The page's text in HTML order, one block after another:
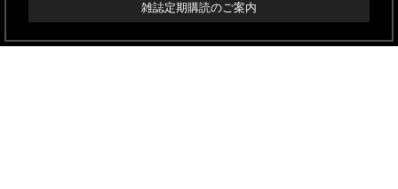
雑誌定期購読のご案内